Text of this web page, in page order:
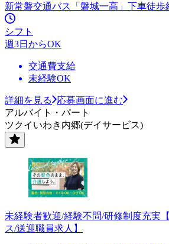
新常磐交通バス「磐城一高」下車徒歩
シフト
週3日からOK
交通費支給
未経験OK
詳細を見る
応募画面に進む
アルバイト・パート
ツクイいわき内郷(デイサービス)
未経験者歓迎/経験不問/研修制度充実
ス/送迎職員求人】